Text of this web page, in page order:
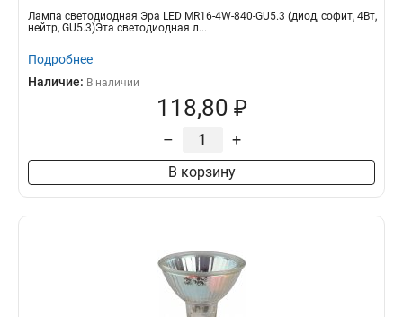
Лампа светодиодная Эра LED MR16-4W-840-GU5.3 (диод, софит, 4Вт,
нейтр, GU5.3)Эта светодиодная л...
Подробнее
Наличие: В наличии
118,80 ₽
– +
В корзину